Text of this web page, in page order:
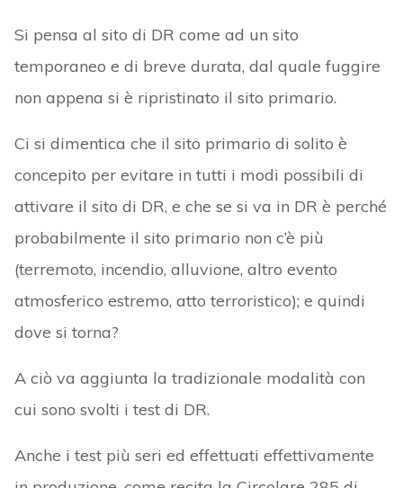
Si pensa al sito di DR come ad un sito
temporaneo e di breve durata, dal quale fuggire
non appena si è ripristinato il sito primario.
Ci si dimentica che il sito primario di solito è
concepito per evitare in tutti i modi possibili di
attivare il sito di DR, e che se si va in DR è perché
probabilmente il sito primario non c’è più
(terremoto, incendio, alluvione, altro evento
atmosferico estremo, atto terroristico); e quindi
dove si torna?
A ciò va aggiunta la tradizionale modalità con
cui sono svolti i test di DR.
Anche i test più seri ed effettuati effettivamente